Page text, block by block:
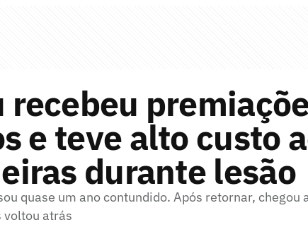
recebeu
e teve alto custo
durante lesão
quase um ano contundido. Após retornar, chegou
voltou atrás